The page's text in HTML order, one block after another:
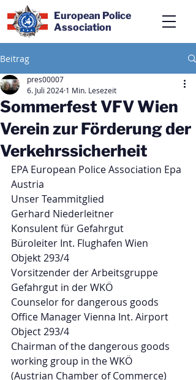
European Police
Association
Beitrag
Sommerfest VFV Wien
Verein zur Förderung der
Verkehrssicherheit
pres00007
6. Juli 2024 1 Min. Lesezeit
EPA European Police Association Epa
Austria
Unser Teammitglied
Gerhard Niederleitner
Konsulent für Gefahrgut
Büroleiter Int. Flughafen Wien
Objekt 293/4
Vorsitzender der Arbeitsgruppe
Gefahrgut in der WKÖ
Counselor for dangerous goods
Office Manager Vienna Int. Airport
Object 293/4
Chairman of the dangerous goods
working group in the WKÖ
(Austrian Chamber of Commerce)